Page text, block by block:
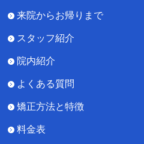
来院からお帰りまで
スタッフ紹介
院内紹介
よくある質問
矯正方法と特徴
料金表